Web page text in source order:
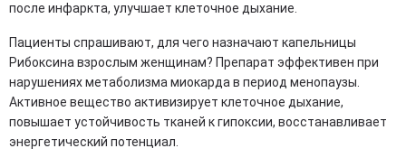
после инфаркта, улучшает клеточное дыхание.
Пациенты спрашивают, для чего назначают капельницы
Рибоксина взрослым женщинам? Препарат эффективен при
нарушениях метаболизма миокарда в период менопаузы.
Активное вещество активизирует клеточное дыхание,
повышает устойчивость тканей к гипоксии, восстанавливает
энергетический потенциал.